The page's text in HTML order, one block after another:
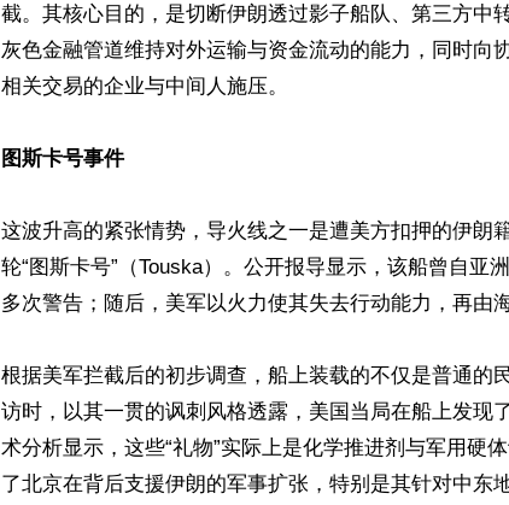
截。其核心目的，是切断伊朗透过影子船队、第三方中
灰色金融管道维持对外运输与资金流动的能力，同时向
相关交易的企业与中间人施压。
图斯卡号事件
这波升高的紧张情势，导火线之一是遭美方扣押的伊朗
轮“图斯卡号”（Touska）。公开报导显示，该船曾自亚
多次警告；随后，美军以火力使其失去行动能力，再由
根据美军拦截后的初步调查，船上装载的不仅是普通的
访时，以其一贯的讽刺风格透露，美国当局在船上发现
术分析显示，这些“礼物”实际上是化学推进剂与军用硬
了北京在背后支援伊朗的军事扩张，特别是其针对中东